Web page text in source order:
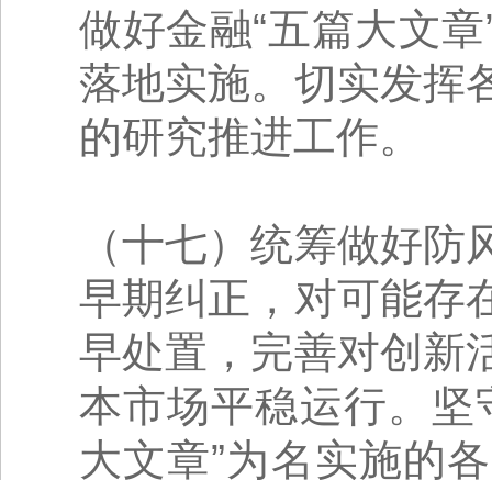
做好金融“五篇大文
落地实施。切实发挥
的研究推进工作。
（十七）统筹做好
早期纠正，对可能存
早处置，完善对创新
本市场平稳运行。坚
大文章”为名实施的